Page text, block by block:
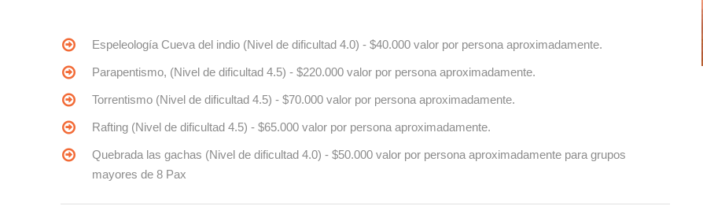
Espeleología Cueva del indio (Nivel de dificultad 4.0) - $40.000 valor por persona aproximadamente.
Parapentismo, (Nivel de dificultad 4.5) - $220.000 valor por persona aproximadamente.
Torrentismo (Nivel de dificultad 4.5) - $70.000 valor por persona aproximadamente.
Rafting (Nivel de dificultad 4.5) - $65.000 valor por persona aproximadamente.
Quebrada las gachas (Nivel de dificultad 4.0) - $50.000 valor por persona aproximadamente para grupos
mayores de 8 Pax